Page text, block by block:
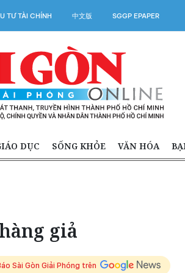
TƯ TÀI CHÍNH 中文版 SGGP EPAPER
DỤC SỐNG KHỎE VĂN HÓA
giả
Sài Gòn Giải Phóng trên